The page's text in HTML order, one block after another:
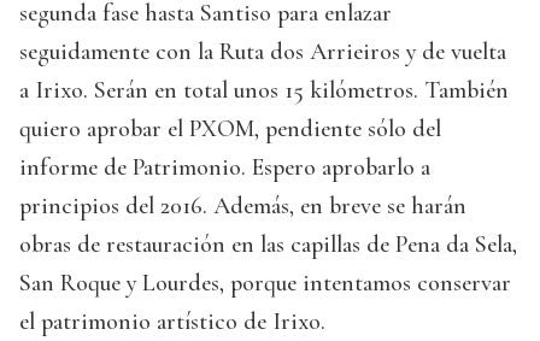
segunda fase hasta Santiso para enlazar
seguidamente con la Ruta dos Arrieiros y de vuelta
a Irixo. Serán en total unos 15 kilómetros. También
quiero aprobar el PXOM, pendiente sólo del
informe de Patrimonio. Espero aprobarlo a
principios del 2016. Además, en breve se harán
obras de restauración en las capillas de Pena da Sela,
San Roque y Lourdes, porque intentamos conservar
el patrimonio artístico de Irixo.